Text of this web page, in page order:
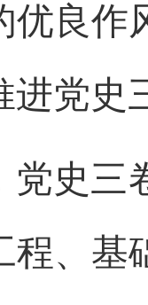
优良作
进党史
党史三
程、基